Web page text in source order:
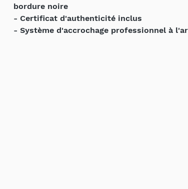
bordure noire
- Certificat d'authenticité inclus
- Système d'accrochage professionnel à